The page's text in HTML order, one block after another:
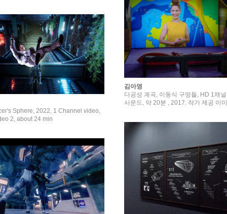
김아영
다공성 계곡, 이동식 구멍들, HD 1채
사운드, 약 20분 , 2017. 작가 제공 이
Sphere, 2022, 1 Channel video,
2, about 24 min